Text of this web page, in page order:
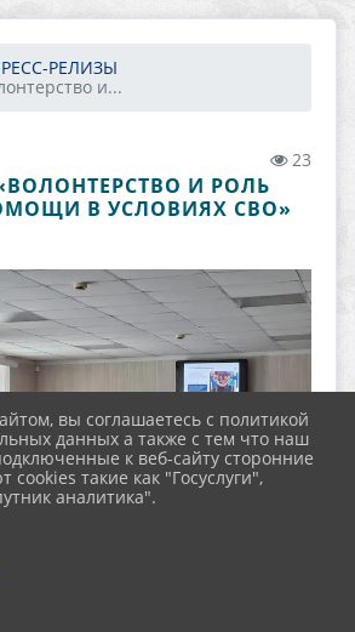
РЕЛИЗЫ
и...
23
И РОЛЬ
В УСЛОВИЯХ СВО»
вы соглашаетесь с политикой
данных а также с тем что наш
к веб-сайту сторонние
cookies такие как "Госуслуги",
аналитика".